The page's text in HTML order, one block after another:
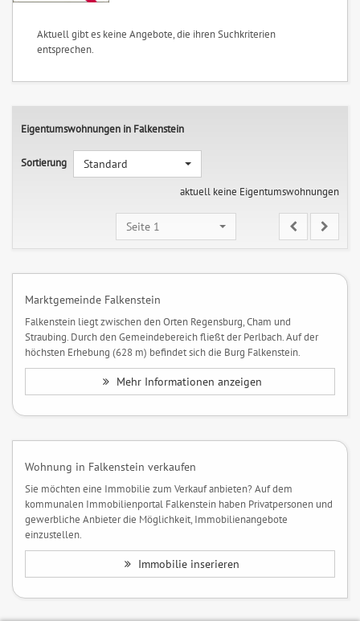
Aktuell gibt es keine Angebote, die ihren Suchkriterien
entsprechen.
Eigentumswohnungen in Falkenstein
Sortierung
Standard
aktuell keine Eigentumswohnungen
Seite 1
Marktgemeinde Falkenstein
Falkenstein liegt zwischen den Orten Regensburg, Cham und
Straubing. Durch den Gemeindebereich fließt der Perlbach. Auf der
höchsten Erhebung (628 m) befindet sich die Burg Falkenstein.
Mehr Informationen anzeigen
Wohnung in Falkenstein verkaufen
Sie möchten eine Immobilie zum Verkauf anbieten? Auf dem
kommunalen Immobilienportal Falkenstein haben Privatpersonen und
gewerbliche Anbieter die Möglichkeit, Immobilienangebote
einzustellen.
Immobilie inserieren